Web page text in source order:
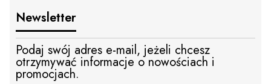
Newsletter
Podaj swój adres e-mail, jeżeli chcesz
otrzymywać informacje o nowościach i
promocjach.